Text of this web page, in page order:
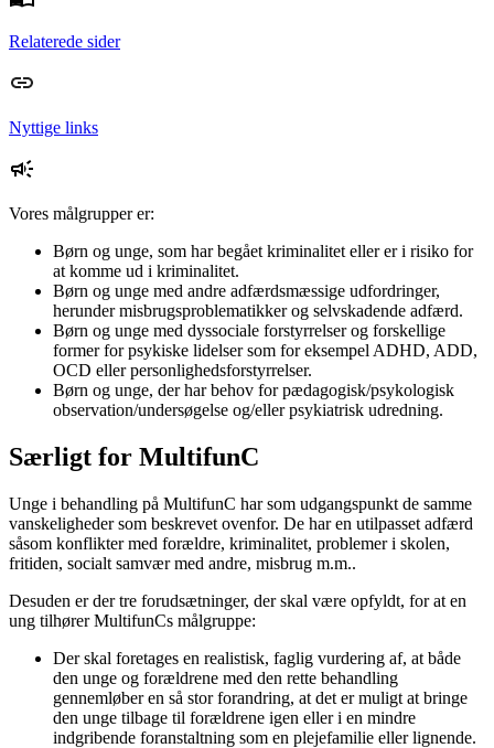
Relaterede sider
Nyttige links
Vores målgrupper er:
Børn og unge, som har begået kriminalitet eller er i risiko for
at komme ud i kriminalitet.
Børn og unge med andre adfærdsmæssige udfordringer,
herunder misbrugsproblematikker og selvskadende adfærd.
Børn og unge med dyssociale forstyrrelser og forskellige
former for psykiske lidelser som for eksempel ADHD, ADD,
OCD eller personlighedsforstyrrelser.
Børn og unge, der har behov for pædagogisk/psykologisk
observation/undersøgelse og/eller psykiatrisk udredning.
Særligt for MultifunC
Unge i behandling på MultifunC har som udgangspunkt de samme
vanskeligheder som beskrevet ovenfor. De har en utilpasset adfærd
såsom konflikter med forældre, kriminalitet, problemer i skolen,
fritiden, socialt samvær med andre, misbrug m.m..
Desuden er der tre forudsætninger, der skal være opfyldt, for at en
ung tilhører MultifunCs målgruppe:
Der skal foretages en realistisk, faglig vurdering af, at både
den unge og forældrene med den rette behandling
gennemløber en så stor forandring, at det er muligt at bringe
den unge tilbage til forældrene igen eller i en mindre
indgribende foranstaltning som en plejefamilie eller lignende.